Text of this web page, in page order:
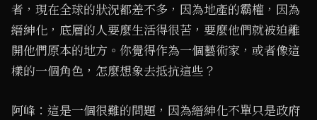
者，現在全球的狀況都差不多，因為地產的霸權，因為
縉紳化，底層的人要麼生活得很苦，要麼他們就被迫離
開他們原本的地方。你覺得作為一個藝術家，或者像這
樣的一個角色，怎麼想象去抵抗這些？
阿峰：這是一個很難的問題，因為縉紳化不單只是政府